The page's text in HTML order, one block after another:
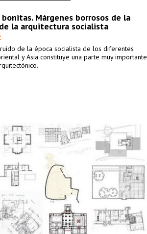
Márgenes borrosos de la
la arquitectura socialista
de la época socialista de los diferentes
y Asia constituye una parte muy importante